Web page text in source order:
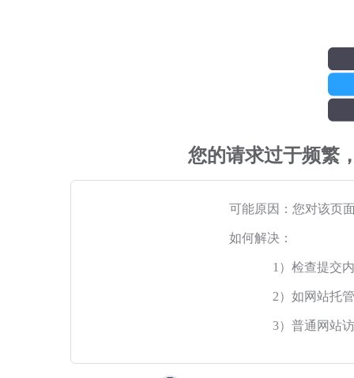
您的请求过于频繁
可能原因：您对该页
如何解决：
1）检查提交
2）如网站托
3）普通网站